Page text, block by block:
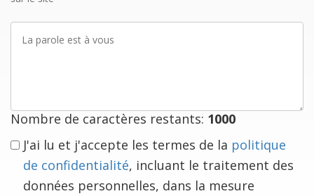
parole
Nombre de caractères restants: 1000
J'ai lu et j'accepte les termes de la politique
de confidentialité, incluant le traitement des
données personnelles, dans la mesure